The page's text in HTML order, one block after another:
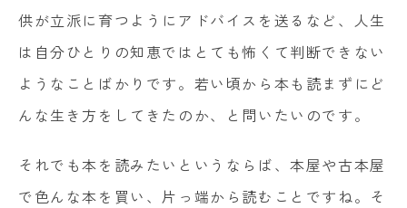
供が立派に育つようにアドバイスを送るなど、人生
は自分ひとりの知恵ではとても怖くて判断できない
ようなことばかりです。若い頃から本も読まずにど
んな生き方をしてきたのか、と問いたいのです。
それでも本を読みたいというならば、本屋や古本屋
で色んな本を買い、片っ端から読むことですね。そ